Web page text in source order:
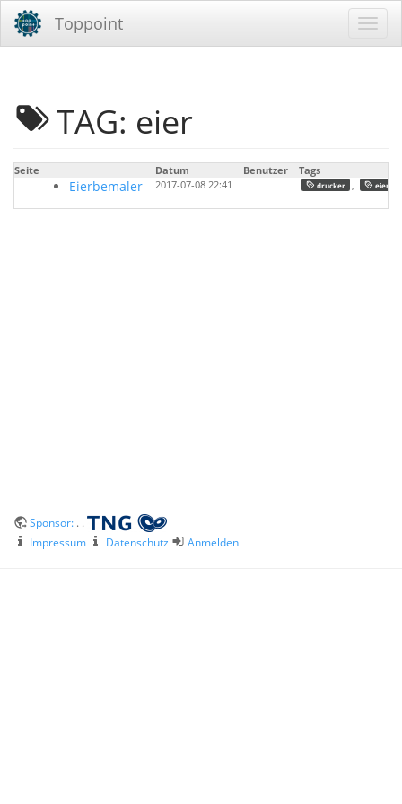
Toppoint
TAG: eier
Seite Datum Benutzer Tags
Eierbemaler 2017-07-08 22:41 drucker eier
Sponsor: . .
Impressum
Datenschutz Anmelden